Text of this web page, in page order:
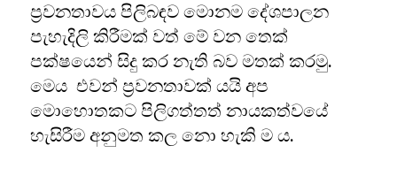
ප්‍රවනතාවය පිලිබඳව මොනම දේශපාලන
පැහැදිලි කිරීමක් වත් මේ වන තෙක්
පක්ෂයෙන් සිදු කර නැති බව මතක් කරමු.
මෙය එවන් ප්‍රවනතාවක් යයි අප
මොහොතකට පිලිගත්තත් නායකත්වයේ
හැසිරීම අනුමත කල නො හැකි ම ය.